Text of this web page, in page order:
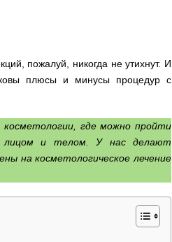
пожалуй, никогда не утихнут. И
плюсы и минусы процедур с
где можно пройти
лицом и телом. У нас делают
на косметологическое лечение